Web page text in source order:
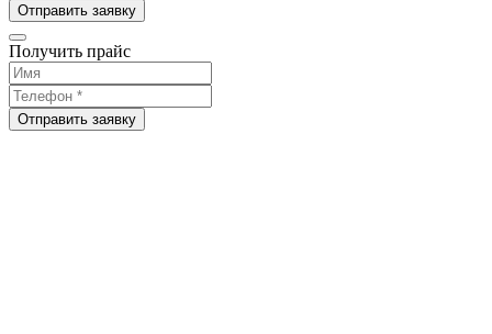
Отправить заявку
Получить прайс
Отправить заявку